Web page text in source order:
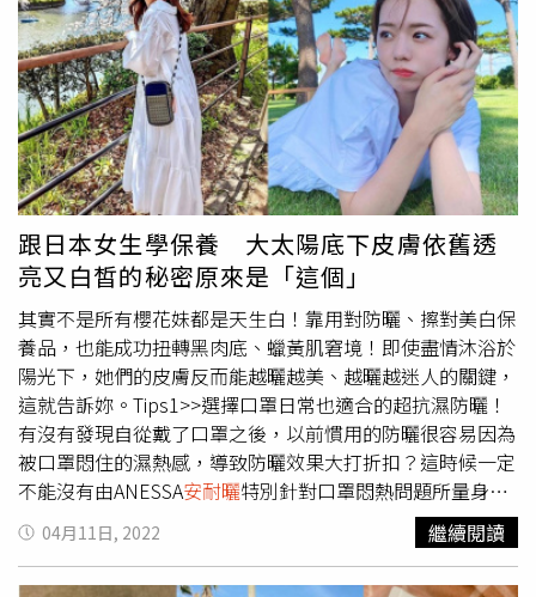
越 西門店7/23-7/24 中壢 元化SOGO7/30-7/31 竹北 大遠百
8/6-8/7 高雄 漢神巨蛋
了。（圖／取自vivamoon IG）首推的當然就是最近在美妝
圈中獲得高好評的理膚寶水「全護極致抗油光防曬亮白乳
UVA PRO」！這支防曬最厲害的地方就是它運用了國際太空
團隊所採用的太空超微粒技術，可以吸收自體體積高達150
倍以上的油脂！控油效果無敵棒！難怪很多油性肌和混合肌
的美容編輯都會一試就愛上，紛紛誇它是最能吸油的一款防
曬。理膚寶水全護極致抗油光防曬亮白乳UVA PRO 30ml／
990元 不只能吸油光、抗汗水，甚至還能瞬效提亮膚色，自
然透亮質感完勝素顏霜！（圖／品牌提供）另外這支
ANESSA安耐曬明星品「金鑽高效防曬露N」，也是專為台
灣潮濕悶熱氣候及現代人口罩日常的生活所量身打造！質地
要輕盈水潤當然是必備條件，但它還有一個最大特色，就是
能自動偵測汗水、熱氣，和空氣中的水分與濕度，並將潮濕
水氣轉化為UV防禦膜，不只是防水，就連濕氣都能對抗，
再也不怕防曬只是擦心酸而已XD。ANESSA金鑽高效防曬露
N 4X 60ml／950元 各種膚質都適合的水潤清爽膚觸。（圖
／品牌提供）要買的話就要買最新的聯名款式！鋼鐵人、蜘
蛛人、美國隊長等各個漫威英雄全都出現在瓶身上，幫妳一
起對抗紫外線大魔王！（圖／品牌提供）
跟日本女生學保養 大太陽底下皮膚依舊透
亮又白皙的秘密原來是「這個」
其實不是所有櫻花妹都是天生白！靠用對防曬、擦對美白保
養品，也能成功扭轉黑肉底、蠟黃肌窘境！即使盡情沐浴於
陽光下，她們的皮膚反而能越曬越美、越曬越迷人的關鍵，
這就告訴妳。Tips1>>選擇口罩日常也適合的超抗濕防曬！
有沒有發現自從戴了口罩之後，以前慣用的防曬很容易因為
被口罩悶住的濕熱感，導致防曬效果大打折扣？這時候一定
不能沒有由ANESSA安耐曬特別針對口罩悶熱問題所量身打
造的全新 安耐曬金鑽系列！包含「金鑽高效防曬露」、「金
鑽水透妍妝前乳」和「金鑽高效防曬噴霧」，都擁有能自動
04月11日, 2022 繼續閱讀